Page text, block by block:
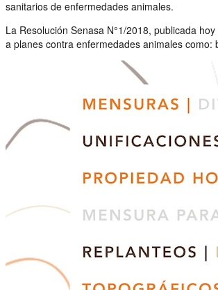
sanitarios de enfermedades animales.
La Resolución Senasa N°1/2018, publicada
a planes contra enfermedades animales